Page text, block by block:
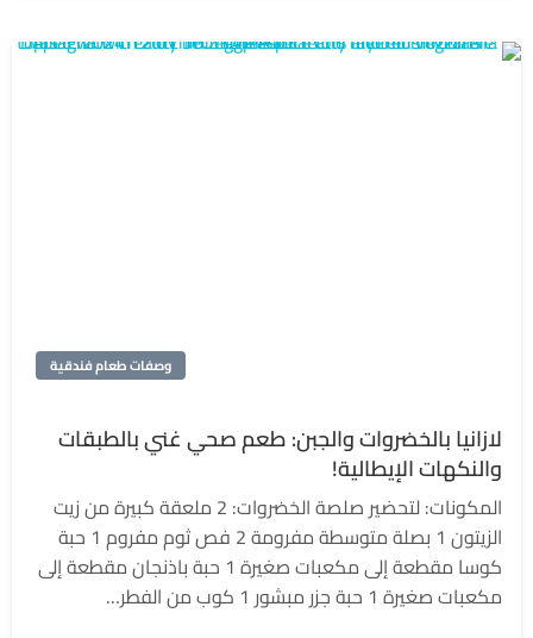
وصفات طعام فندقية
لازانيا بالخضروات والجبن: طعم صحي غني بالطبقات
والنكهات الإيطالية!
المكونات: لتحضير صلصة الخضروات: 2 ملعقة كبيرة من زيت
الزيتون 1 بصلة متوسطة مفرومة 2 فص ثوم مفروم 1 حبة
كوسا مقطعة إلى مكعبات صغيرة 1 حبة باذنجان مقطعة إلى
مكعبات صغيرة 1 حبة جزر مبشور 1 كوب من الفطر…